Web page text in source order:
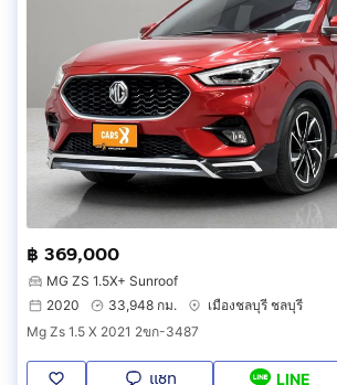
฿ 369,000
MG ZS 1.5X+ Sunroof
2020
33,948 กม.
เมืองชลบุรี ชลบุรี
Mg Zs 1.5 X 2021 2ขก-3487
แชท LINE